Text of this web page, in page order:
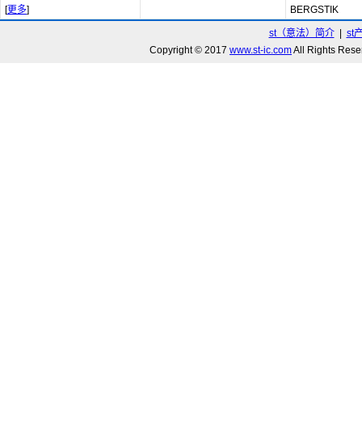
[更多]
BERGSTIK
st（意法）简介| st
Copyright © 2017 www.st-ic.comAll Rights